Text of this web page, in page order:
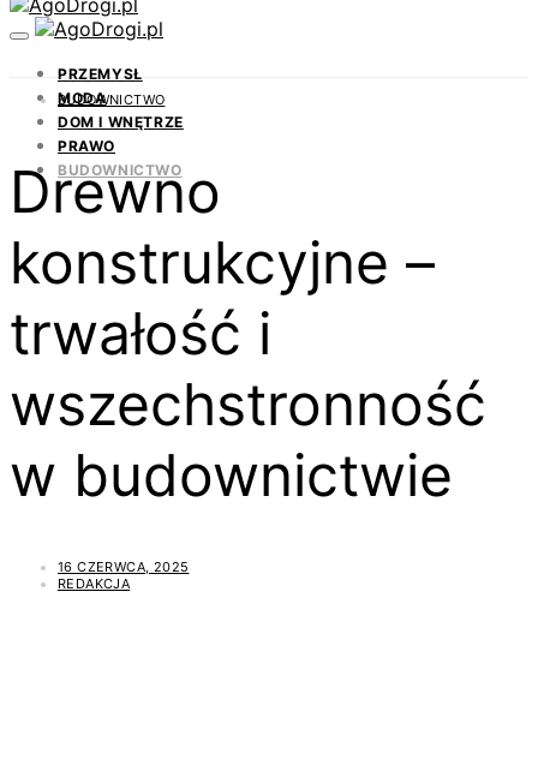
PRZEMYSŁ
MODA
DOM I WNĘTRZE
PRAWO
BUDOWNICTWO
BUDOWNICTWO
Drewno
konstrukcyjne –
trwałość i
wszechstronność
w budownictwie
16 CZERWCA, 2025
REDAKCJA